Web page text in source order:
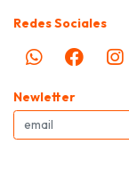
Redes Sociales
Newletter